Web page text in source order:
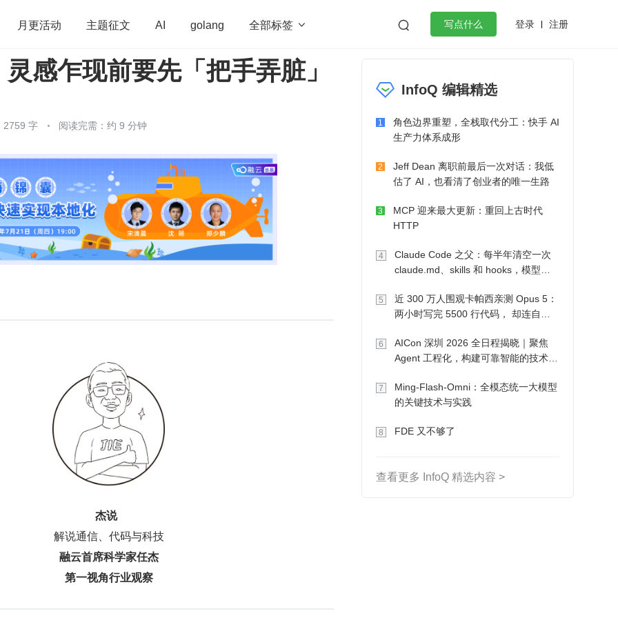
月更活动 主题征文 AI golang 全部标签   写点什么 登录 注册
算法 学习方法 Web3.0 高效工作
微服务架构 flutter
感乍现前要先「把手弄脏」
2759 字 阅读完需：约 9 分钟
杰说
解说通信、代码与科技
融云首席科学家任杰
第一视角行业观察
InfoQ 编辑精选
1
角色边界重塑，全栈取代分工：快手 AI
生产力体系成形
2
Jeff Dean 离职前最后一次对话：我低
估了 AI，也看清了创业者的唯一生路
3
MCP 迎来最大更新：重回上古时代
HTTP
4
Claude Code 之父：每半年清空一次
claude.md、skills 和 hooks，模型自
5
近 300 万人围观卡帕西亲测 Opus 5：
两小时写完 5500 行代码， 却连自己
6
AICon 深圳 2026 全日程揭晓｜聚焦
Agent 工程化，构建可靠智能的技术路
7
Ming-Flash-Omni：全模态统一大模型
的关键技术与实践
8 FDE 又不够了
查看更多 InfoQ 精选内容 >